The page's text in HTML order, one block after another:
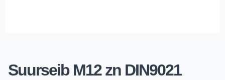
Suurseib M12 zn DIN9021